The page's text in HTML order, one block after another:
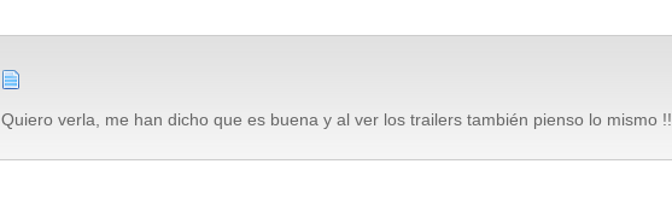
Quiero verla, me han dicho que es buena y al ver los trailers también pienso lo mismo !!